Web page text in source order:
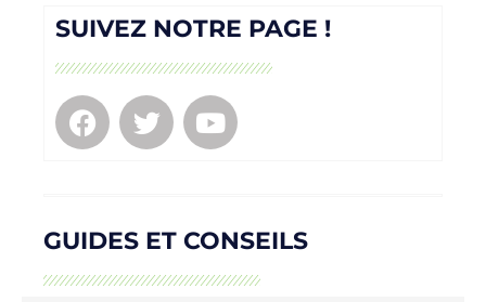
SUIVEZ NOTRE PAGE !
GUIDES ET CONSEILS